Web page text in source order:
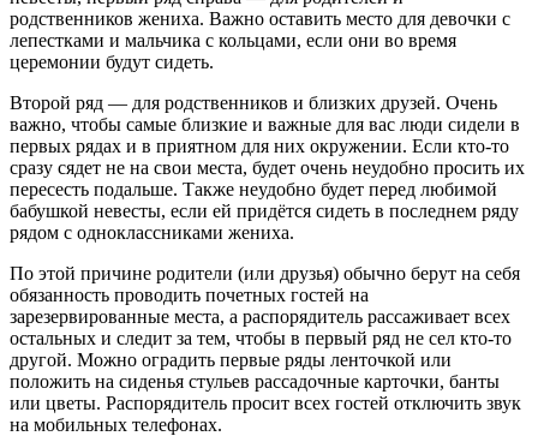
родственников жениха. Важно оставить место для девочки с
лепестками и мальчика с кольцами, если они во время
церемонии будут сидеть.
Второй ряд — для родственников и близких друзей. Очень
важно, чтобы самые близкие и важные для вас люди сидели в
первых рядах и в приятном для них окружении. Если кто-то
сразу сядет не на свои места, будет очень неудобно просить их
пересесть подальше. Также неудобно будет перед любимой
бабушкой невесты, если ей придётся сидеть в последнем ряду
рядом с одноклассниками жениха.
По этой причине родители (или друзья) обычно берут на себя
обязанность проводить почетных гостей на
зарезервированные места, а распорядитель рассаживает всех
остальных и следит за тем, чтобы в первый ряд не сел кто-то
другой. Можно оградить первые ряды ленточкой или
положить на сиденья стульев рассадочные карточки, банты
или цветы. Распорядитель просит всех гостей отключить звук
на мобильных телефонах.